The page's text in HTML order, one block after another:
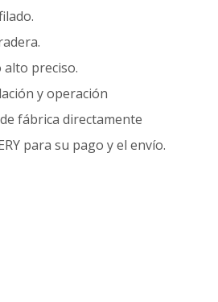
alto preciso.
y operación
fábrica directamente
para su pago y el envío.